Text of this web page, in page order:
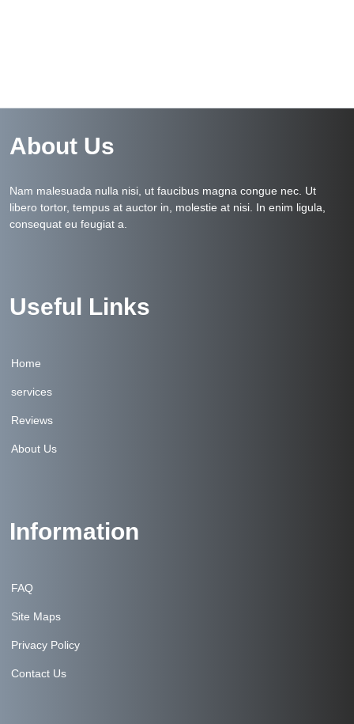
About Us
Nam malesuada nulla nisi, ut faucibus magna congue nec. Ut
libero tortor, tempus at auctor in, molestie at nisi. In enim ligula,
consequat eu feugiat a.
Useful Links
Home
services
Reviews
About Us
Information
FAQ
Site Maps
Privacy Policy
Contact Us